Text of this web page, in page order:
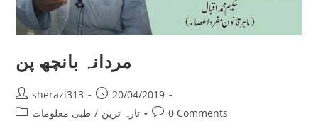
مردانہ بانچھ پن
Post
author:
sherazi313
Post
published:
20/04/2019
Post
تازہ ترین / طبی معلومات
Post0 Comments